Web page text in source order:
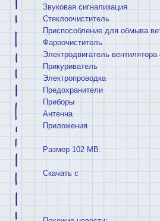
Звуковая сигнализация
Стеклоочиститель
Приспособление для обмыва
Фароочиститель
Электродвигатель вентилятора
Прикуриватель
Электропроводка
Предохранители
Приборы
Антенна
Приложения
Размер 102 MB.
Скачать с